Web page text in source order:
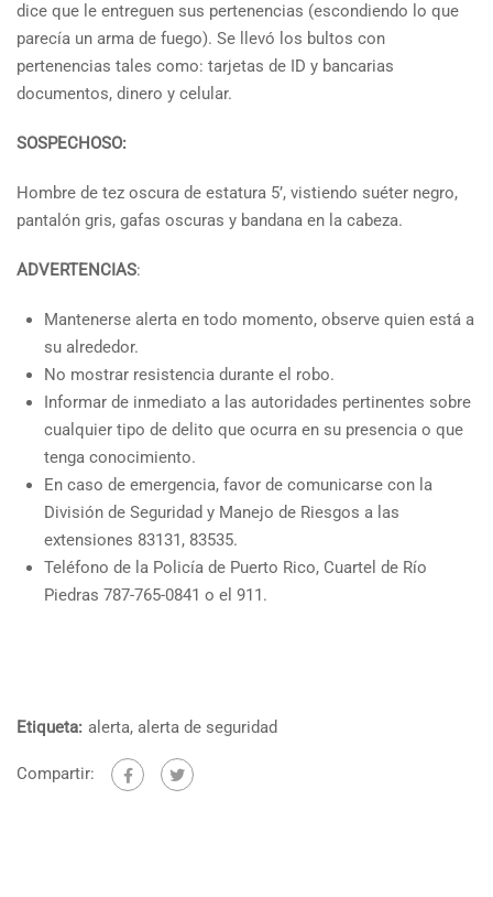
dice que le entreguen sus pertenencias (escondiendo lo que
parecía un arma de fuego). Se llevó los bultos con
pertenencias tales como: tarjetas de ID y bancarias
documentos, dinero y celular.
SOSPECHOSO:
Hombre de tez oscura de estatura 5’, vistiendo suéter negro,
pantalón gris, gafas oscuras y bandana en la cabeza.
ADVERTENCIAS:
Mantenerse alerta en todo momento, observe quien está a
su alrededor.
No mostrar resistencia durante el robo.
Informar de inmediato a las autoridades pertinentes sobre
cualquier tipo de delito que ocurra en su presencia o que
tenga conocimiento.
En caso de emergencia, favor de comunicarse con la
División de Seguridad y Manejo de Riesgos a las
extensiones 83131, 83535.
Teléfono de la Policía de Puerto Rico, Cuartel de Río
Piedras 787-765-0841 o el 911.
Etiqueta: alerta, alerta de seguridad
Compartir: